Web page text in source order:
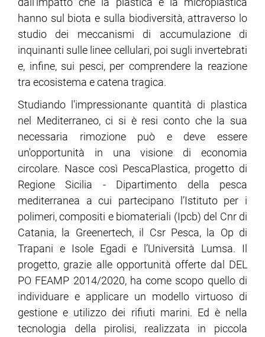
hanno sul biota e sulla biodiversità, attraverso lo
studio dei meccanismi di accumulazione di
inquinanti sulle linee cellulari, poi sugli invertebrati
e, infine, sui pesci, per comprendere la reazione
tra ecosistema e catena tragica.
Studiando l'impressionante quantità di plastica
nel Mediterraneo, ci si è resi conto che la sua
necessaria rimozione può e deve essere
un'opportunità in una visione di economia
circolare. Nasce così PescaPlastica, progetto di
Regione Sicilia - Dipartimento della pesca
mediterranea a cui partecipano l’Istituto per i
polimeri, compositi e biomateriali (Ipcb) del Cnr di
Catania, la Greenertech, il Csr Pesca, la Op di
Trapani e Isole Egadi e l’Università Lumsa. Il
progetto, grazie alle opportunità offerte dal DEL
PO FEAMP 2014/2020, ha come scopo quello di
individuare e applicare un modello virtuoso di
gestione e utilizzo dei rifiuti marini. Ed è nella
tecnologia della pirolisi, realizzata in piccola